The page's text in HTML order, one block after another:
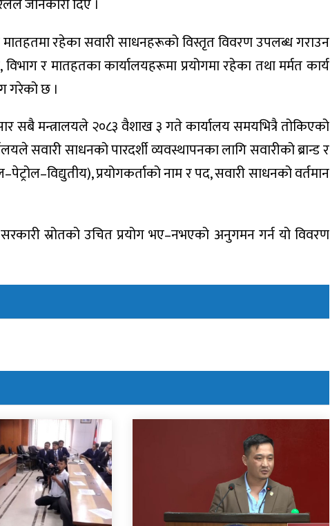
रहेका सवारी साधनहरूको विस्तृत विवरण उपलब्ध गराउन
र मातहतका कार्यालयहरूमा प्रयोगमा रहेका तथा मर्मत कार्य
गरेको छ ।
सबै मन्त्रालयले २०८३ वैशाख ३ गते कार्यालय समयभित्रै तोकिएको
सवारी साधनको पारदर्शी व्यवस्थापनका लागि सवारीको ब्रान्ड र
प्रयोगकर्ताको नाम र पद, सवारी साधनको वर्तमान
स्रोतको उचित प्रयोग भए–नभएको अनुगमन गर्न यो विवरण